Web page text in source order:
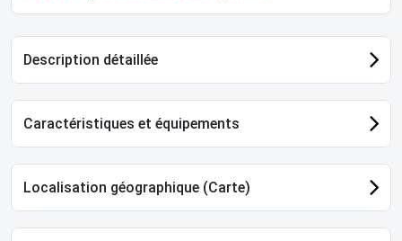
Description détaillée
Caractéristiques et équipements
Localisation géographique (Carte)